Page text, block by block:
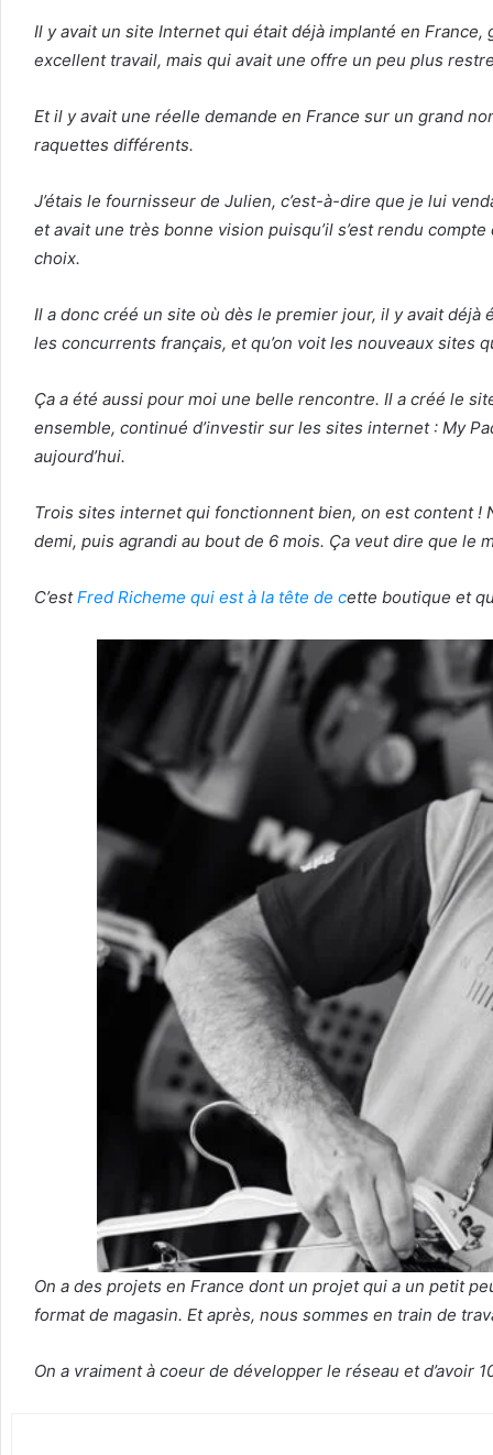
Il y avait un site Internet qui était déjà implanté en
excellent travail, mais qui avait une offre un peu plus
Et il y avait une réelle demande en France sur un grand
raquettes différents.
J’étais le fournisseur de Julien, c’est-à-dire que je lui
et avait une très bonne vision puisqu’il s’est rendu
choix.
Il a donc créé un site où dès le premier jour, il y avait déjà
les concurrents français, et qu’on voit les nouveaux sites
Ça a été aussi pour moi une belle rencontre. Il a créé le
ensemble, continué d’investir sur les sites internet : My
aujourd’hui.
Trois sites internet qui fonctionnent bien, on est content !
demi, puis agrandi au bout de 6 mois. Ça veut dire que le
C’estFred Richeme qui est à la tête de cette boutique et
On a des projets en France dont un projet qui a un petit
format de magasin. Et après, nous sommes en train de
On a vraiment à coeur de développer le réseau et